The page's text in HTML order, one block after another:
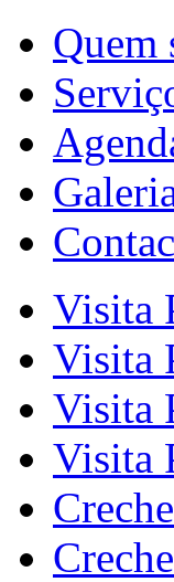
Quem
Visita
Visita
Visita
Visita